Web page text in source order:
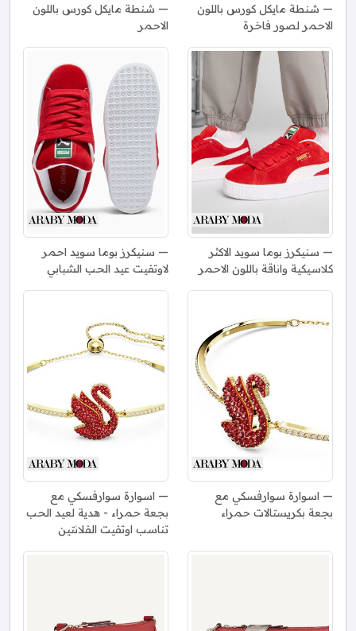
شنطة مايكل كورس باللون
الاحمر لصور فاخرة
شنطة مايكل كورس باللون
الاحمر
سنيكرز بوما سويد الاكثر
كلاسيكية واناقة باللون الاحمر
سنيكرز بوما سويد احمر
لاوتفيت عيد الحب الشبابي
اسوارة سوارفسكي مع
بجعة بكريستالات حمراء
اسوارة سوارفسكي مع
بجعة حمراء - هدية لعيد الحب
تناسب اوتفيت الفلانتين